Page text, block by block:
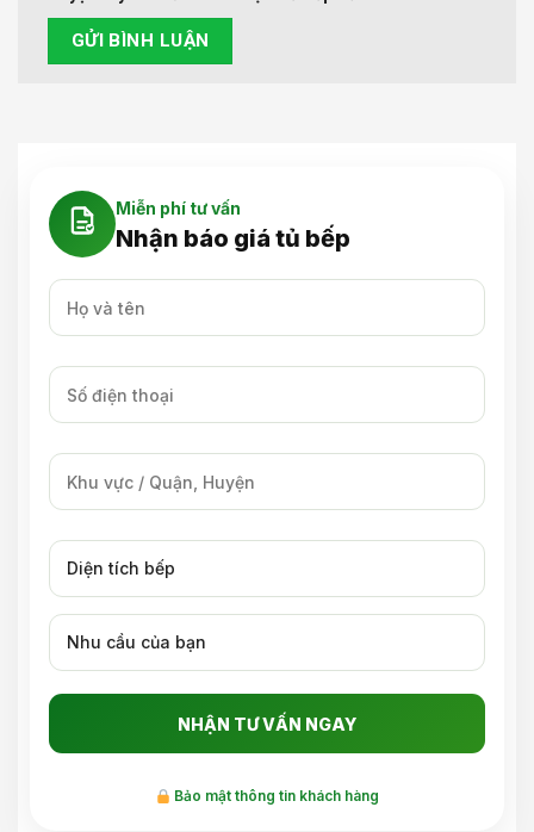
Miễn phí tư vấn
Nhận báo giá tủ bếp
Bảo mật thông tin khách hàng